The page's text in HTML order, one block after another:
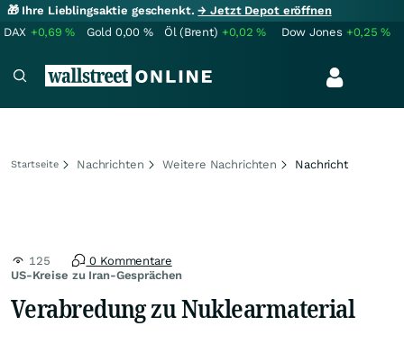
🎁 Ihre Lieblingsaktie geschenkt.→ Jetzt Depot eröffnen
DAX +0,69% Gold 0,00 % Öl (Brent) +0,02% Dow Jones +0,25%
Startseite Nachrichten Weitere Nachrichten Nachricht
US-Kreise zu Iran-Gesprächen
125 0 Kommentare
Verabredung zu Nuklearmaterial